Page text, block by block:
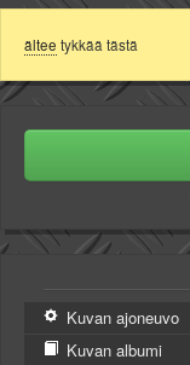
ältee tykkää tästä
Kuvan ajoneuvo
Kuvan albumi